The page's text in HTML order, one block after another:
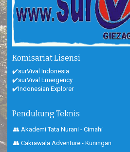
Komisariat Lisensi
✔️surVival Indonesia
✔️surVival Emergency
✔️Indonesian Explorer
Pendukung Teknis
👥 Akademi Tata Nurani - Cimahi
👥 Cakrawala Adventure - Kuningan